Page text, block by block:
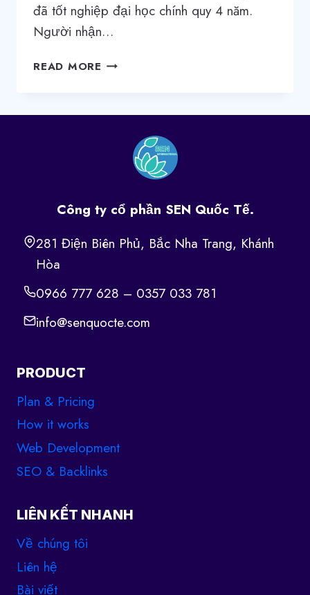
đã tốt nghiệp đại học chính quy 4 năm.
Người nhận…
READ MORE THÔNG
THIẾT
TẠI
Công ty cổ phần SEN Quốc Tế.
281 Điện Biên Phủ, Bắc Nha Trang, Khánh
Hòa
0966 777 628 – 0357 033 781
info@senquocte.com
PRODUCT
Plan & Pricing
How it works
Web Development
SEO & Backlinks
LIÊN KẾT NHANH
Về chúng tôi
Liên hệ
Bài viết